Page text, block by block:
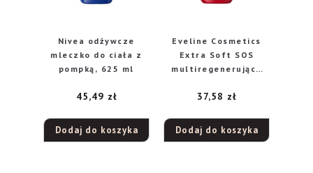
Nivea odżywcze
mleczko do ciała z
pompką, 625 ml
45,49 zł
Dodaj do koszyka
Eveline Cosmetics
Extra Soft SOS
multiregenerujące
350 ml
37,58 zł
Dodaj do koszyka